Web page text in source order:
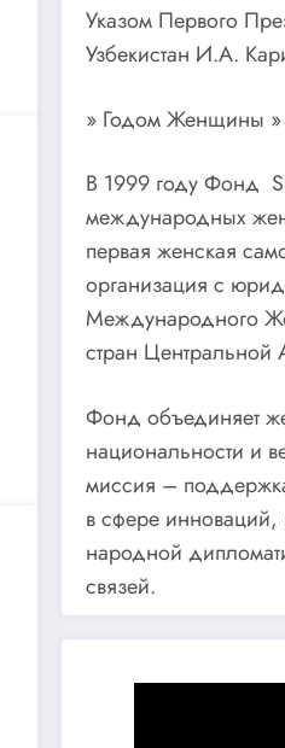
Указом Первого
Узбекистан И.А.
» Годом Женщины
В 1999 году Фонд
международных
первая женская
организация с
Международного
стран Центральной
Фонд объединяет
национальности и
миссия –
в сфере инноваций,
народной
связей.